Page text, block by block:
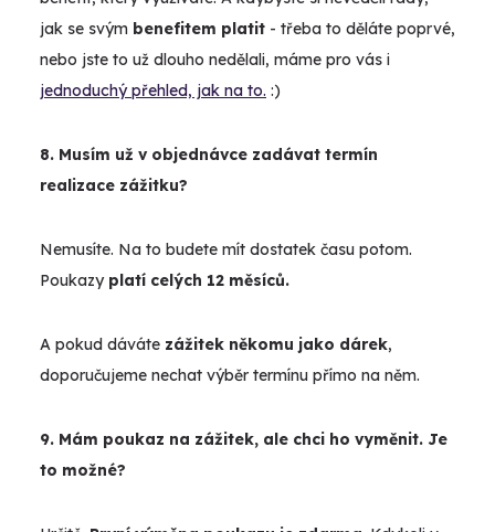
jak se svým benefitem platit - třeba to děláte poprvé,
nebo jste to už dlouho nedělali, máme pro vás i
jednoduchý přehled, jak na to. :)
8. Musím už v objednávce zadávat termín
realizace zážitku?
Nemusíte. Na to budete mít dostatek času potom.
Poukazy platí celých 12 měsíců.
A pokud dáváte zážitek někomu jako dárek,
doporučujeme nechat výběr termínu přímo na něm.
9. Mám poukaz na zážitek, ale chci ho vyměnit. Je
to možné?